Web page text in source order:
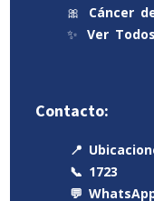
🎀
Cáncer
✨ Ver
Contacto:
📍
📞 1723
💬